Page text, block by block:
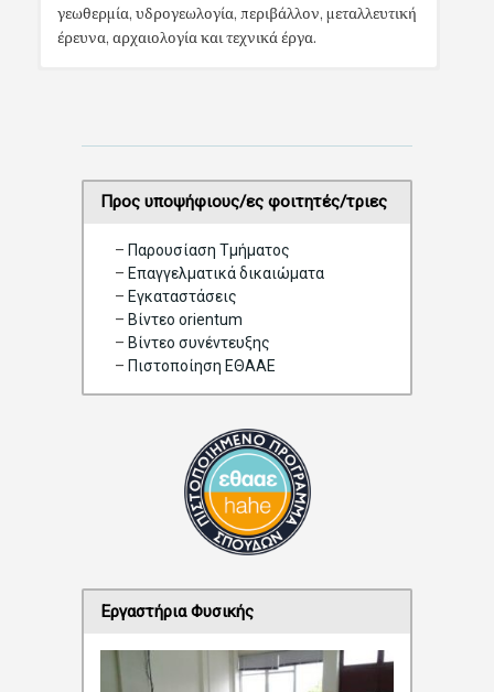
γεωθερμία, υδρογεωλογία, περιβάλλον, μεταλλευτική
έρευνα, αρχαιολογία και τεχνικά έργα.
Προς υποψήφιους/ες φοιτητές/τριες
– Παρουσίαση Τμήματος
– Επαγγελματικά δικαιώματα
– Eγκαταστάσεις
– Βίντεο orientum
– Bίντεο συνέντευξης
– Πιστοποίηση ΕΘΑΑΕ
Εργαστήρια Φυσικής